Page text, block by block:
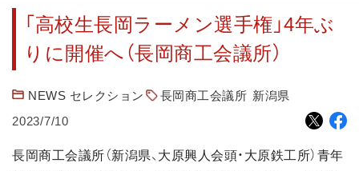
「高校生長岡ラーメン選手権」4年ぶ
りに開催へ（長岡商工会議所）
NEWS セレクション 長岡商工会議所 新潟県
2023/7/10
長岡商工会議所（新潟県、大原興人会頭・大原鉄工所）青年